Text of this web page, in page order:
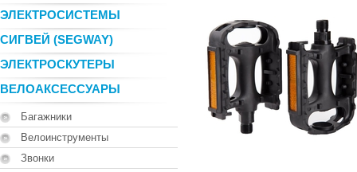
ЭЛЕКТРОСИСТЕМЫ
СИГВЕЙ (SEGWAY)
ЭЛЕКТРОСКУТЕРЫ
ВЕЛОАКСЕССУАРЫ
Багажники
Велоинструменты
Звонки